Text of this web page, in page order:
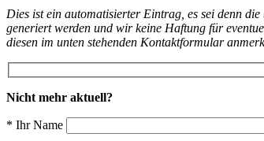
Dies ist ein automatisierter Eintrag, es sei denn
generiert werden und wir keine Haftung für
diesen im unten stehenden Kontaktformular
Nicht mehr aktuell?
* Ihr Name